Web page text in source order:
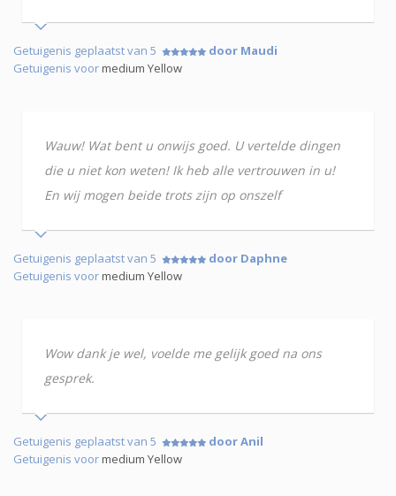
Getuigenis geplaatst van 5
door Maudi
Getuigenis voormedium Yellow
Wauw! Wat bent u onwijs goed. U vertelde dingen
die u niet kon weten! Ik heb alle vertrouwen in u!
En wij mogen beide trots zijn op onszelf
Getuigenis geplaatst van 5
door Daphne
Getuigenis voormedium Yellow
Wow dank je wel, voelde me gelijk goed na ons
gesprek.
Getuigenis geplaatst van 5
door Anil
Getuigenis voormedium Yellow